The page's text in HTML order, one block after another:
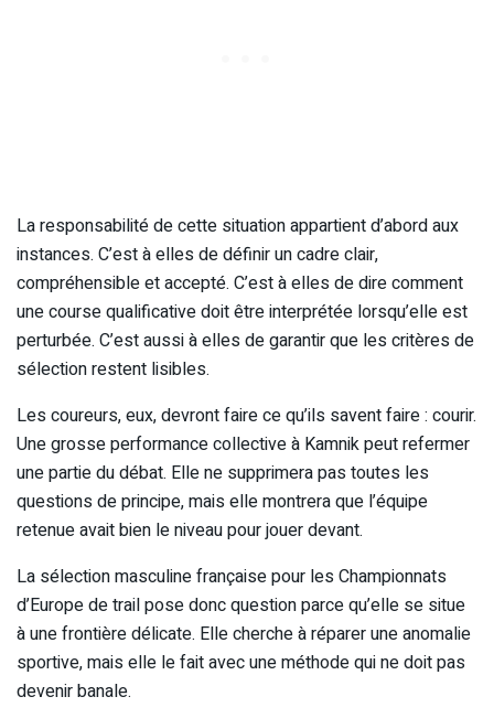
La responsabilité de cette situation appartient d’abord aux
instances. C’est à elles de définir un cadre clair,
compréhensible et accepté. C’est à elles de dire comment
une course qualificative doit être interprétée lorsqu’elle est
perturbée. C’est aussi à elles de garantir que les critères de
sélection restent lisibles.
Les coureurs, eux, devront faire ce qu’ils savent faire : courir.
Une grosse performance collective à Kamnik peut refermer
une partie du débat. Elle ne supprimera pas toutes les
questions de principe, mais elle montrera que l’équipe
retenue avait bien le niveau pour jouer devant.
La sélection masculine française pour les Championnats
d’Europe de trail pose donc question parce qu’elle se situe
à une frontière délicate. Elle cherche à réparer une anomalie
sportive, mais elle le fait avec une méthode qui ne doit pas
devenir banale.